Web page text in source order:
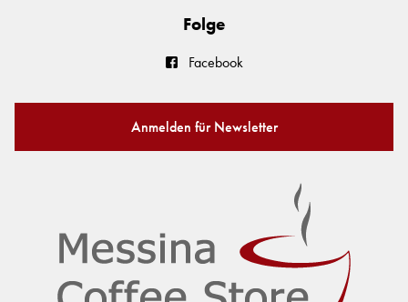
Folge
Facebook
Anmelden für Newsletter